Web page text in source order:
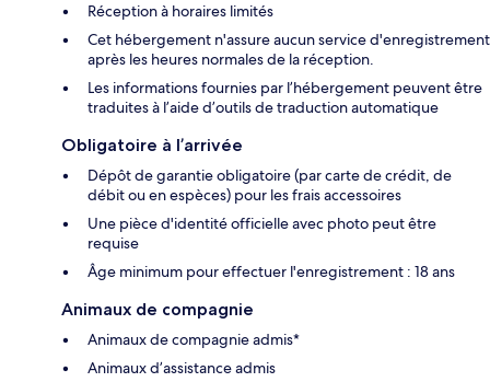
Réception à horaires limités
Cet hébergement n'assure aucun service d'enregistrement
après les heures normales de la réception.
Les informations fournies par l’hébergement peuvent être
traduites à l’aide d’outils de traduction automatique
Obligatoire à l’arrivée
Dépôt de garantie obligatoire (par carte de crédit, de
débit ou en espèces) pour les frais accessoires
Une pièce d'identité officielle avec photo peut être
requise
Âge minimum pour effectuer l'enregistrement : 18 ans
Animaux de compagnie
Animaux de compagnie admis*
Animaux d’assistance admis